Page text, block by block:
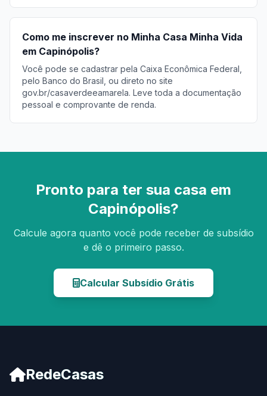
Como me inscrever no Minha Casa Minha Vida
em Capinópolis?
Você pode se cadastrar pela Caixa Econômica Federal,
pelo Banco do Brasil, ou direto no site
gov.br/casaverdeeamarela. Leve toda a documentação
pessoal e comprovante de renda.
Pronto para ter sua casa em
Capinópolis?
Calcule agora quanto você pode receber de subsídio
e dê o primeiro passo.
Calcular Subsídio Grátis
RedeCasas